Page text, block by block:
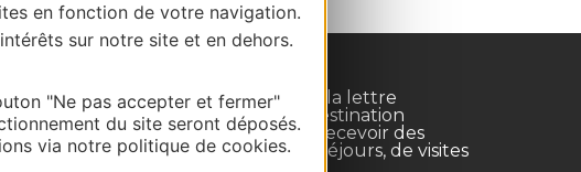
en fonction de votre navigation.
sur notre site et en dehors.
"Ne pas accepter et fermer"
du site seront déposés.
via notre politique de cookies.
Inscrivez-vous à la lettre
d'information Destination
Occitanie pour recevoir des
suggestions de séjours, de visites